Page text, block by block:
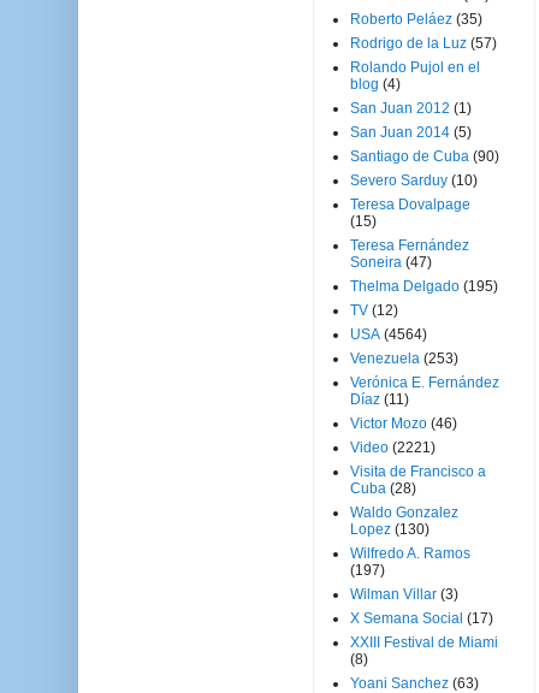
Roberto Peláez (35)
Rodrigo de la Luz (57)
Rolando Pujol en el
blog (4)
San Juan 2012 (1)
San Juan 2014 (5)
Santiago de Cuba (90)
Severo Sarduy (10)
Teresa Dovalpage
(15)
Teresa Fernández
Soneira (47)
Thelma Delgado (195)
TV (12)
USA (4564)
Venezuela (253)
Verónica E. Fernández
Díaz (11)
Victor Mozo (46)
Video (2221)
Visita de Francisco a
Cuba (28)
Waldo Gonzalez
Lopez (130)
Wilfredo A. Ramos
(197)
Wilman Villar (3)
X Semana Social (17)
XXIII Festival de Miami
(8)
Yoani Sanchez (63)